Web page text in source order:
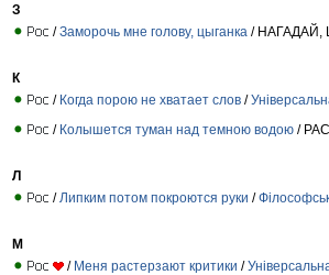
З
/Заморочь мне голову, цыганка / НАГАДАЙ,
К
/ Когда порою не хватает слов /
/ Колышется туман над темною водою /
Л
/ Липким потом покроются руки /
М
/ Меня растерзают критики /